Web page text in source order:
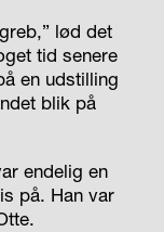
lød det
tid senere
en udstilling
blik på
endelig en
på. Han var